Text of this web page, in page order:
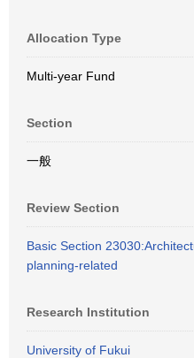
Allocation Type
Multi-year Fund
Section
一般
Review Section
Basic Section
planning-related
Research Institution
University of Fukui